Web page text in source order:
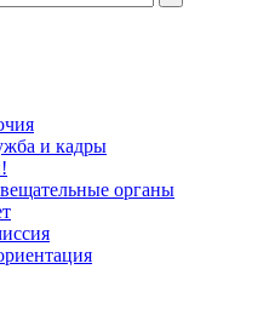
и кадры
органы